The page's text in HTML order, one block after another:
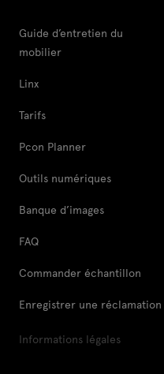
Guide d’entretien du
mobilier
Linx
Tarifs
Pcon Planner
Outils numériques
Banque d’images
FAQ
Commander échantillon
Enregistrer une réclamation
Informations légales